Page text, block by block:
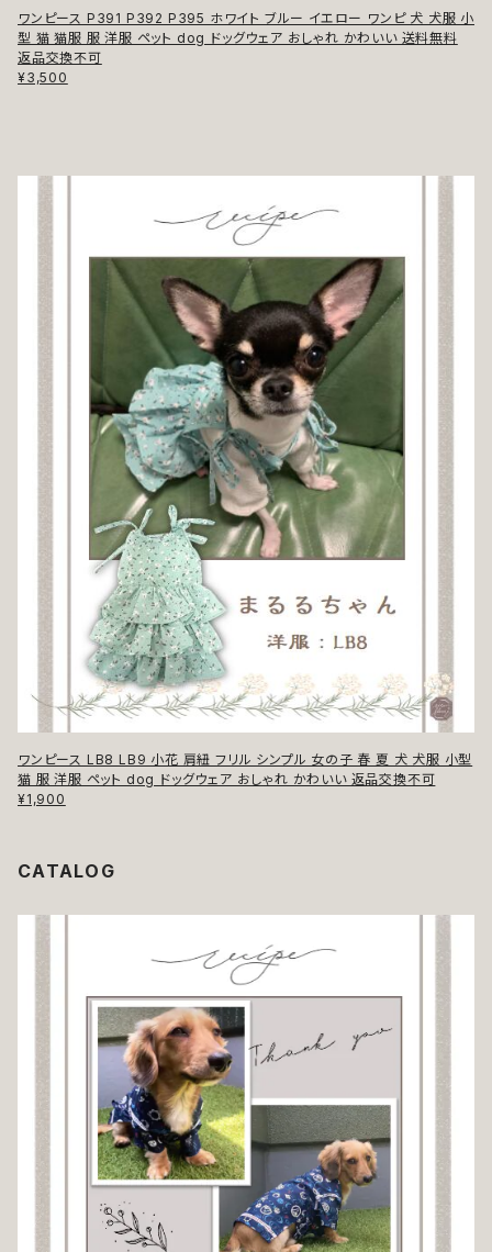
ワンピース P391 P392 P395 ホワイト ブルー イエロー ワンピ 犬 犬服 小
型 猫 猫服 服 洋服 ペット dog ドッグウェア おしゃれ かわいい 送料無料
返品交換不可
¥3,500
ワンピース LB8 LB9 小花 肩紐 フリル シンプル 女の子 春 夏 犬 犬服 小型
猫 服 洋服 ペット dog ドッグウェア おしゃれ かわいい 返品交換不可
¥1,900
CATALOG